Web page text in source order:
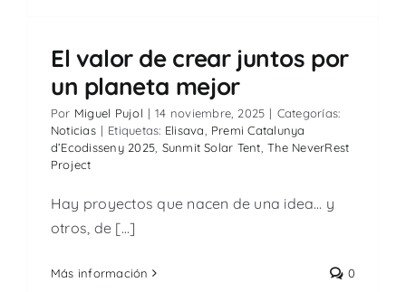
El valor de crear juntos por
un planeta mejor
Por Miguel Pujol | 14 noviembre, 2025 | Categorías:
Noticias | Etiquetas: Elisava
Premi Catalunya
d’Ecodisseny 2025 Sunmit Solar Tent ,The NeverRest
Project
Hay proyectos que nacen de una idea… y
otros, de [...]
Más información 0